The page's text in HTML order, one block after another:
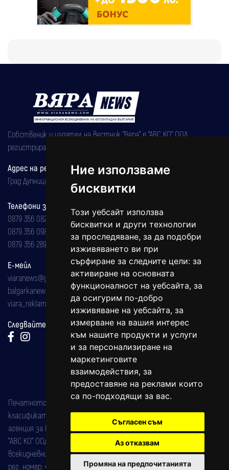
Ние използваме
бисквитки
Този уебсайт използва
бисквитки и други технологии
за проследяване, за да подобри
изживяването ви при
сърфиране за следните цели: за
активиране на основната
функционалност на уебсайта, за
да осигурим по-добро
изживяване на уебсайта, за
измерване на вашия интерес
към нашите продукти и услуги
и за персонализиране на
маркетинговите
взаимодействия, за
предоставяне на реклами които
са по-подходящи за вас.
Съгласен съм
Аз отказвам
Промяна на предпочитанията
Собственик и издател на вестник "Вяра" е "АВС КО" ООД,
регистрирана на 08.05.2002 година.
Адрес на редакцията
Град Дупница, ул.''Христо Ботев" 43
Телефони за реклама и абонаменти
0879 356 082
0879 356 098
0879 356 289
Е-мейл
viaranews@gmail.com
balgarkanews@gmail.com
viara_reklama@mail.bg
Следвайте ни:
Печатното издание на вестника е регистрирано в националния
класификатор на печатните издания (Българска национална
агенция за ISSN) под номер: ISSN 1312-4722.
"АВС КО" ООД е притежател на марката: Вяра информационен
всекидневник на югозападна България, със свидетелство за марка
рег. номер: 47857/11.05.2004 година.